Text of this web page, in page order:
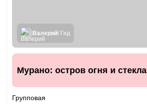
Валерий/ Гид
Мурано: остров огня и стекла
Групповая